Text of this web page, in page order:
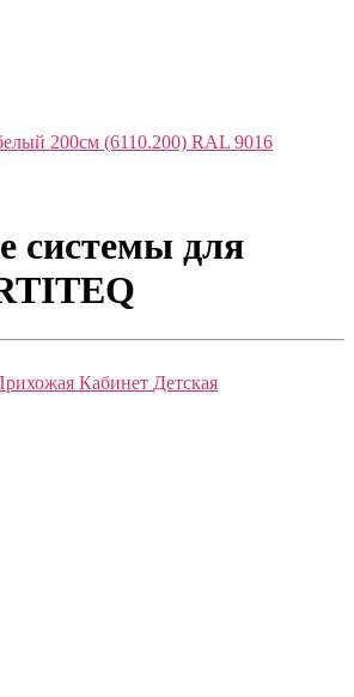
200см (6110.200) RAL 9016
системы для
Кабинет Детская